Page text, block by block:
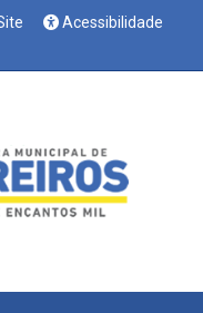
Acessibilidade